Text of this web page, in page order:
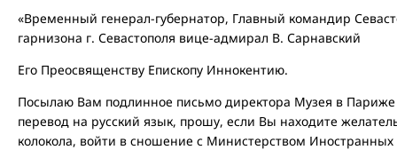
«Временный генерал-губернатор, Главный командир
гарнизона г. Севастополя вице-адмирал В. Сарнавский
Его Преосвященству Епископу Иннокентию.
Посылаю Вам подлинное письмо директора Музея в Париже
перевод на русский язык, прошу, если Вы находите
колокола, войти в сношение с Министерством